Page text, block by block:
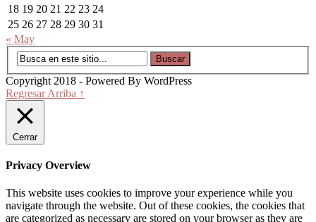
18 19 20 21 22 23 24
25 26 27 28 29 30 31
« May
Copyright 2018 - Powered By WordPress
Regresar Arriba ↑
Cerrar
Privacy Overview
This website uses cookies to improve your experience while you
navigate through the website. Out of these cookies, the cookies that
are categorized as necessary are stored on your browser as they are